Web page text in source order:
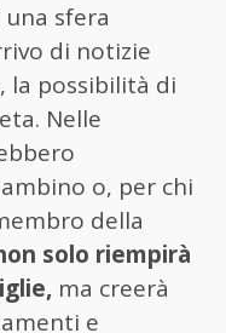
sfera
di notizie
la possibilità di
Nelle
o, per chi
della
solo riempirà
ma creerà
e